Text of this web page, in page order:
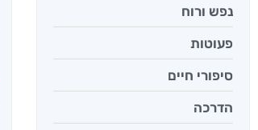
נפש ורוח
פעוטות
סיפורי חיים
הדרכה